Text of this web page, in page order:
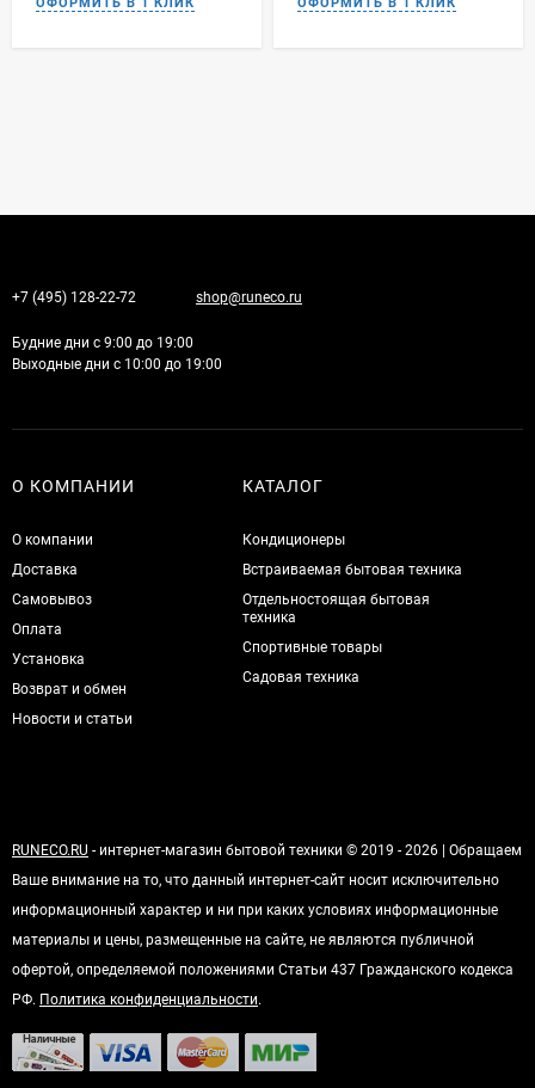
+7 (495) 128-22-72 shop@runeco.ru
Будние дни с 9:00 до 19:00
Выходные дни с 10:00 до 19:00
О КОМПАНИИ
О компании
Доставка
Самовывоз
Оплата
Установка
Возврат и обмен
Новости и статьи
КАТАЛОГ
Кондиционеры
Встраиваемая бытовая техника
Отдельностоящая бытовая
техника
Спортивные товары
Садовая техника
RUNECO.RU - интернет-магазин бытовой техники © 2019 - 2026 | Обращаем
Ваше внимание на то, что данный интернет-сайт носит исключительно
информационный характер и ни при каких условиях информационные
материалы и цены, размещенные на сайте, не являются публичной
офертой, определяемой положениями Статьи 437 Гражданского кодекса
РФ. Политика конфиденциальности.